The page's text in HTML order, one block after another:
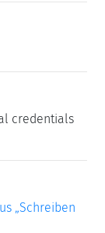
credentials
„Schreiben